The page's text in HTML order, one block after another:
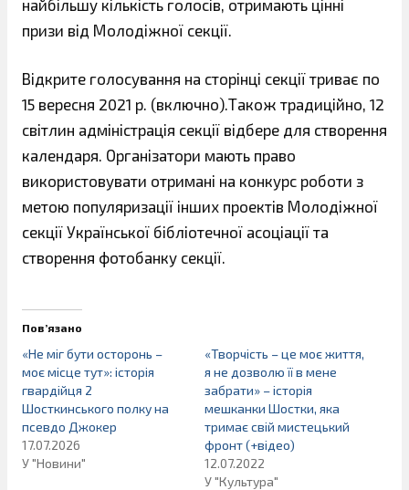
найбільшу кількість голосів, отримають цінні
призи від Молодіжної секції.
Відкрите голосування на сторінці секції триває по
15 вересня 2021 р. (включно).Також традиційно, 12
світлин адміністрація секції відбере для створення
календаря. Організатори мають право
використовувати отримані на конкурс роботи з
метою популяризації інших проектів Молодіжної
секції Української бібліотечної асоціації та
створення фотобанку секції.
Пов’язано
«Не міг бути осторонь –
моє місце тут»: історія
гвардійця 2
Шосткинського полку на
псевдо Джокер
17.07.2026
У "Новини"
«Творчість – це моє життя,
я не дозволю її в мене
забрати» – історія
мешканки Шостки, яка
тримає свій мистецький
фронт (+відео)
12.07.2022
У "Культура"